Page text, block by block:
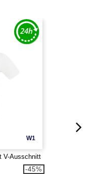
W1
V-Ausschnitt
-45%